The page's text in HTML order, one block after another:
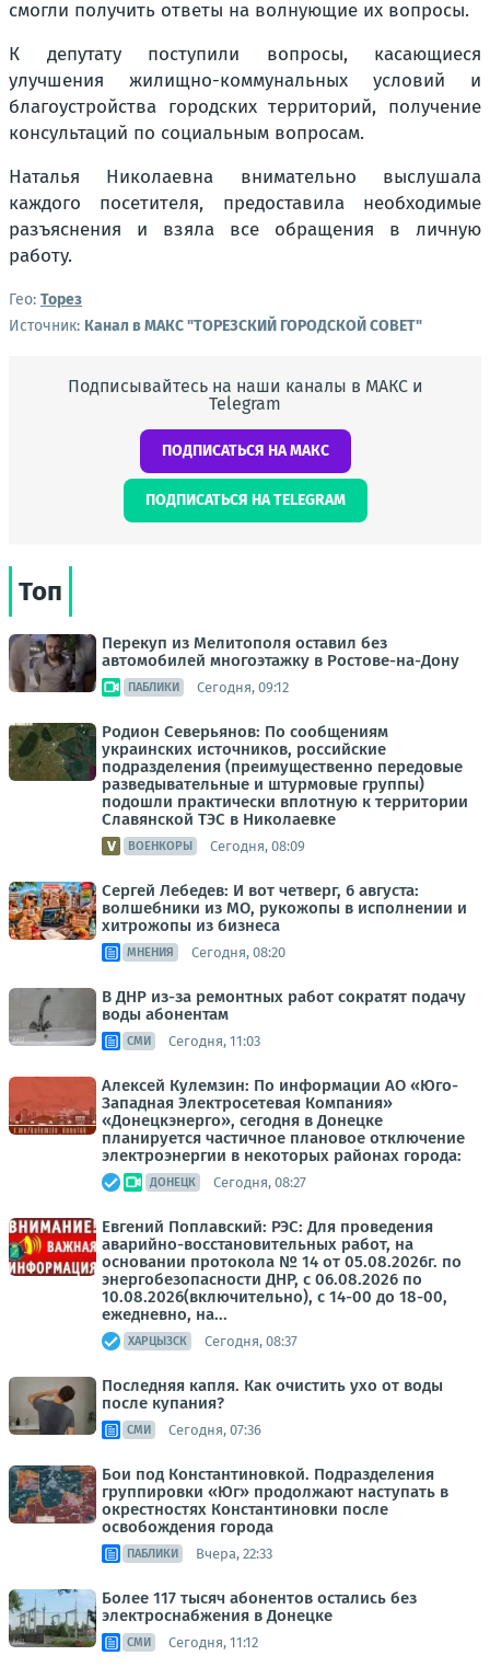
смогли получить ответы на волнующие их вопросы.
К депутату поступили вопросы, касающиеся
улучшения жилищно-коммунальных условий и
благоустройства городских территорий, получение
консультаций по социальным вопросам.
Наталья Николаевна внимательно выслушала
каждого посетителя, предоставила необходимые
разъяснения и взяла все обращения в личную
работу.
Гео: Торез
Источник: Канал в МАКС "ТОРЕЗСКИЙ ГОРОДСКОЙ СОВЕТ"
Подписывайтесь на наши каналы в МАКС и
Telegram
ПОДПИСАТЬСЯ НА МАКС
ПОДПИСАТЬСЯ НА TELEGRAM
Топ
Перекуп из Мелитополя оставил без
автомобилей многоэтажку в Ростове-на-Дону
ПАБЛИКИ Сегодня, 09:12
Родион Северьянов: По сообщениям
украинских источников, российские
подразделения (преимущественно передовые
разведывательные и штурмовые группы)
подошли практически вплотную к территории
Славянской ТЭС в Николаевке
ВОЕНКОРЫ Сегодня, 08:09
Сергей Лебедев: И вот четверг, 6 августа:
волшебники из МО, рукожопы в исполнении и
хитрожопы из бизнеса
МНЕНИЯ Сегодня, 08:20
В ДНР из-за ремонтных работ сократят подачу
воды абонентам
СМИ Сегодня, 11:03
Алексей Кулемзин: По информации АО «Юго-
Западная Электросетевая Компания»
«Донецкэнерго», сегодня в Донецке
планируется частичное плановое отключение
электроэнергии в некоторых районах города:
ДОНЕЦК Сегодня, 08:27
Евгений Поплавский: РЭС: Для проведения
аварийно-восстановительных работ, на
основании протокола № 14 от 05.08.2026г. по
энергобезопасности ДНР, с 06.08.2026 по
10.08.2026(включительно), с 14-00 до 18-00,
ежедневно, на...
ХАРЦЫЗСК Сегодня, 08:37
Последняя капля. Как очистить ухо от воды
после купания?
СМИ Сегодня, 07:36
Бои под Константиновкой. Подразделения
группировки «Юг» продолжают наступать в
окрестностях Константиновки после
освобождения города
ПАБЛИКИ Вчера, 22:33
Более 117 тысяч абонентов остались без
электроснабжения в Донецке
СМИ Сегодня, 11:12